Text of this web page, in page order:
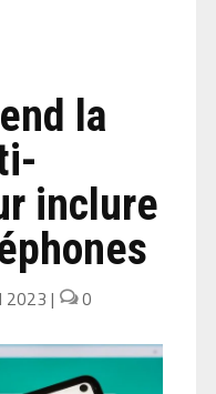
la
inclure
2023 |
0